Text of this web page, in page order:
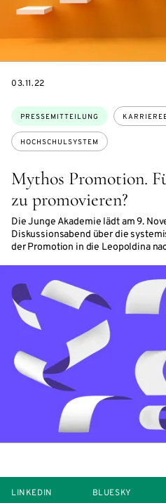
Mythos Promotion.
zu promovieren?
Die Junge Akademie lädt am 9.
Diskussionsabend über die
der Promotion in die Leopoldina
Themen:
PRESSEMITTEILUNG
HOCHSCHULSYSTEM
DATE
03.11.22
LINKEDIN BLUESKY